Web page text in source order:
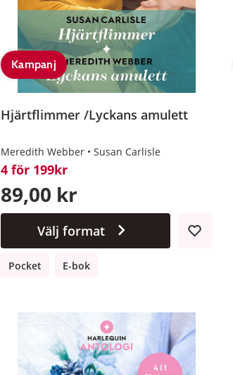
Kampanj
Hjärtflimmer /Lyckans amulett
Meredith Webber Susan Carlisle
4 för 199kr
89,00 kr
Välj format
Pocket E-bok